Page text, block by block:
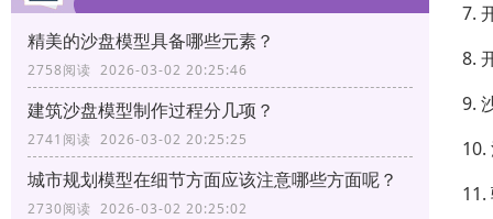
精美的沙盘模型具备哪些元素？
2758阅读 2026-03-02 20:25:46
建筑沙盘模型制作过程分几项？
2741阅读 2026-03-02 20:25:25
城市规划模型在细节方面应该注意哪些方面呢？
2730阅读 2026-03-02 20:25:02
7.
8.
9.
10.
11.